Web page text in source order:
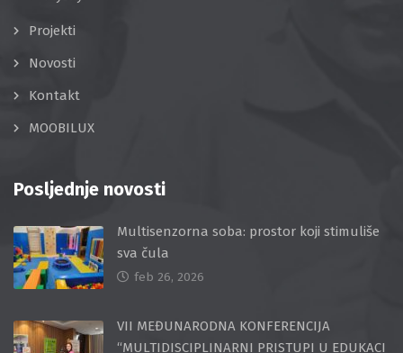
Projekti
Novosti
Kontakt
MOOBILUX
Posljednje novosti
Multisenzorna soba: prostor koji stimuliše
sva čula
feb 26, 2026
VII MEĐUNARODNA KONFERENCIJA
“MULTIDISCIPLINARNI PRISTUPI U EDUKACI